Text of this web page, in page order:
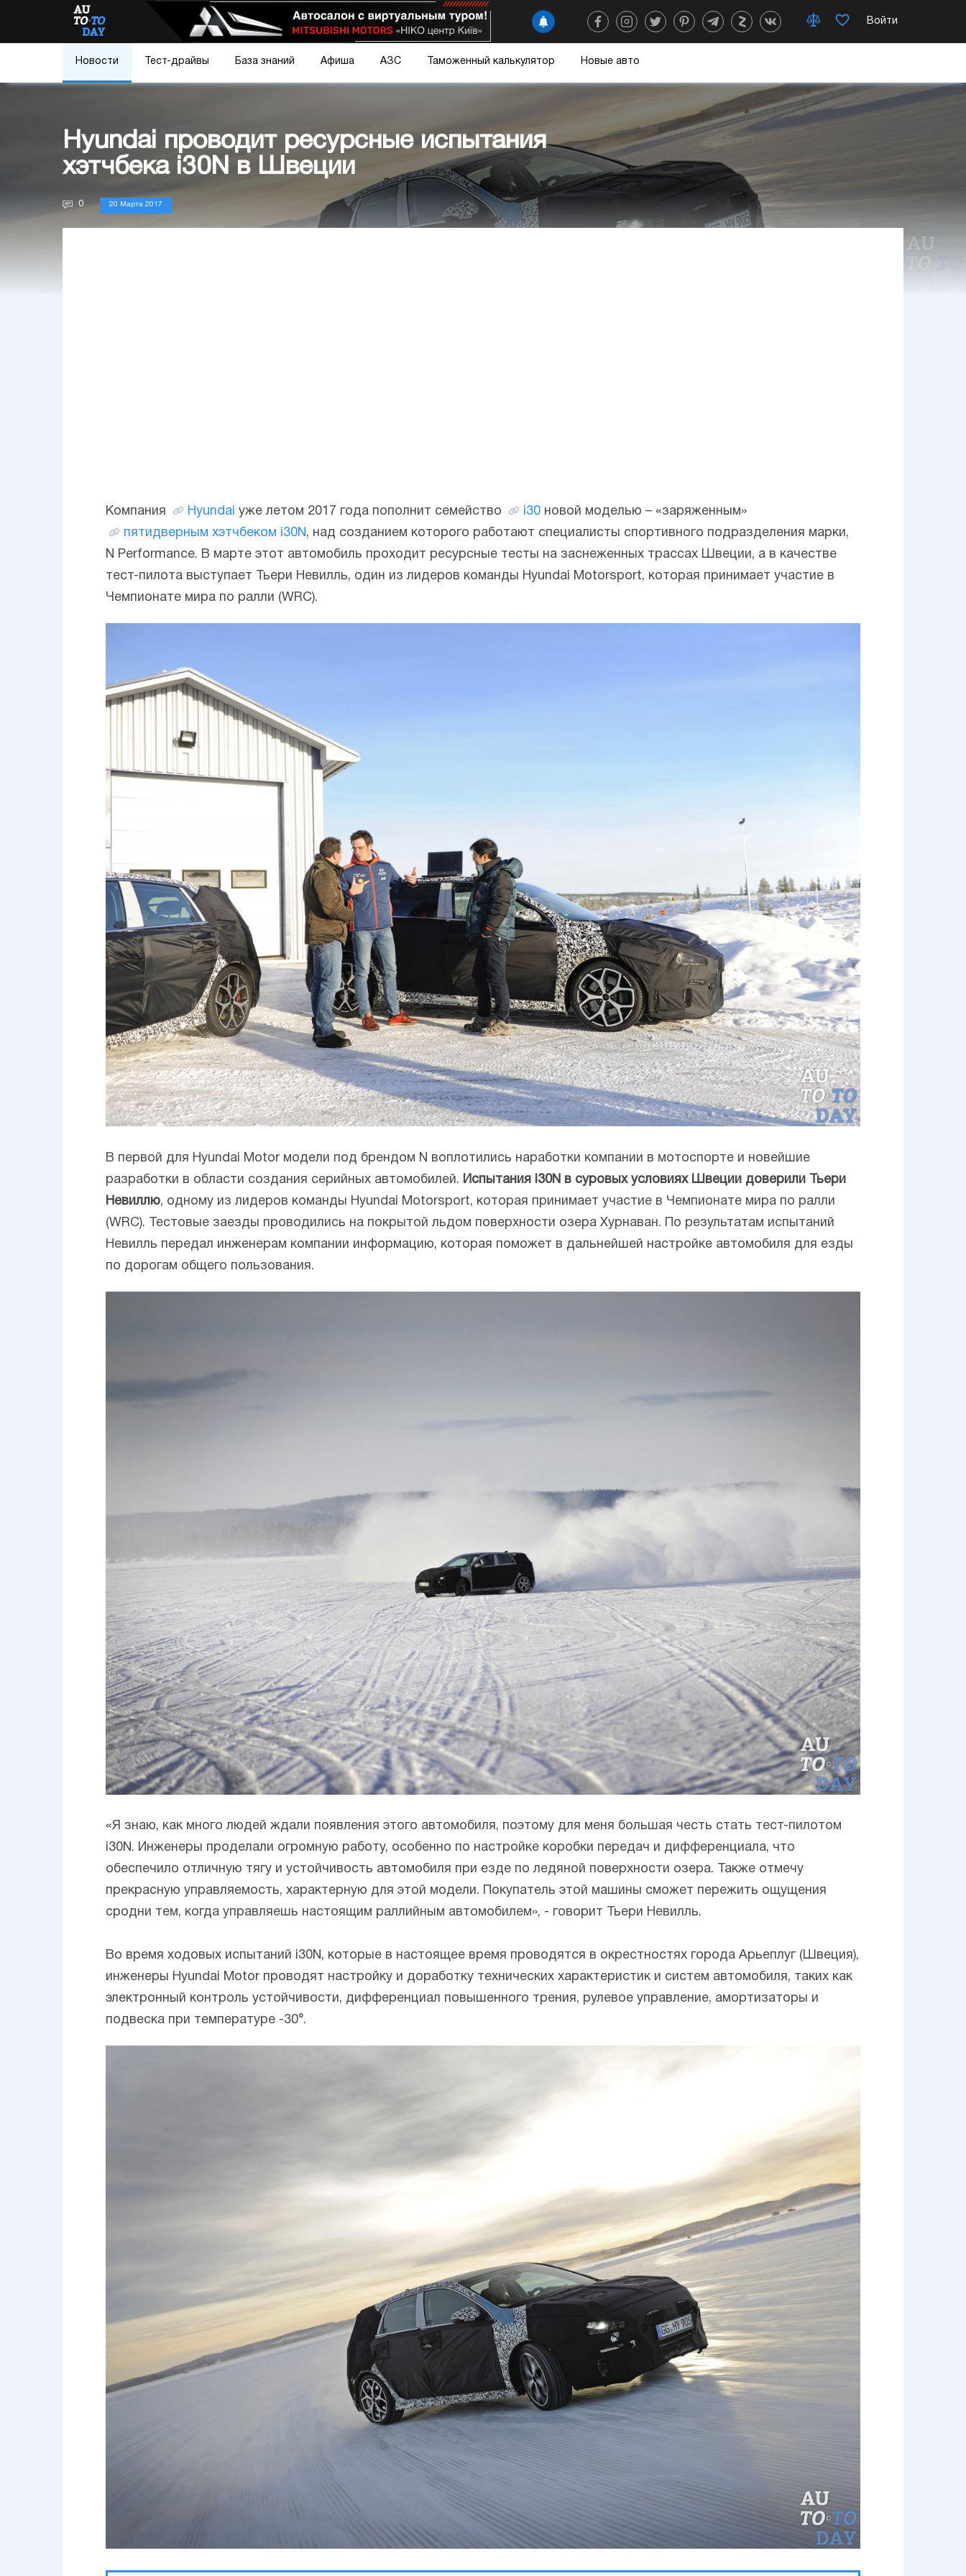
Войти
Новости Тест-драйвы База знаний Афиша АЗС Таможенный калькулятор Новые авто
Hyundai проводит ресурсные испытания
хэтчбека i30N в Швеции
0 20 Марта 2017
Компания Hyundai уже летом 2017 года пополнит семейство i30 новой моделью – «заряженным»
пятидверным хэтчбеком i30N, над созданием которого работают специалисты спортивного подразделения марки,
N Performance. В марте этот автомобиль проходит ресурсные тесты на заснеженных трассах Швеции, а в качестве
тест-пилота выступает Тьери Невилль, один из лидеров команды Hyundai Motorsport, которая принимает участие в
Чемпионате мира по ралли (WRC).
В первой для Hyundai Motor модели под брендом N воплотились наработки компании в мотоспорте и новейшие
разработки в области создания серийных автомобилей. Испытания i30N в суровых условиях Швеции доверили Тьери
Невиллю, одному из лидеров команды Hyundai Motorsport, которая принимает участие в Чемпионате мира по ралли
(WRC). Тестовые заезды проводились на покрытой льдом поверхности озера Хурнаван. По результатам испытаний
Невилль передал инженерам компании информацию, которая поможет в дальнейшей настройке автомобиля для езды
по дорогам общего пользования.
«Я знаю, как много людей ждали появления этого автомобиля, поэтому для меня большая честь стать тест-пилотом
i30N. Инженеры проделали огромную работу, особенно по настройке коробки передач и дифференциала, что
обеспечило отличную тягу и устойчивость автомобиля при езде по ледяной поверхности озера. Также отмечу
прекрасную управляемость, характерную для этой модели. Покупатель этой машины сможет пережить ощущения
сродни тем, когда управляешь настоящим раллийным автомобилем», - говорит Тьери Невилль.
Во время ходовых испытаний i30N, которые в настоящее время проводятся в окрестностях города Арьеплуг (Швеция),
инженеры Hyundai Motor проводят настройку и доработку технических характеристик и систем автомобиля, таких как
электронный контроль устойчивости, дифференциал повышенного трения, рулевое управление, амортизаторы и
подвеска при температуре -30°.